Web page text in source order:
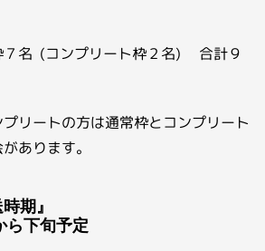
名 (コンプリート枠２名) 合計９
リートの方は通常枠とコンプリート
あります。
期』
ら下旬予定